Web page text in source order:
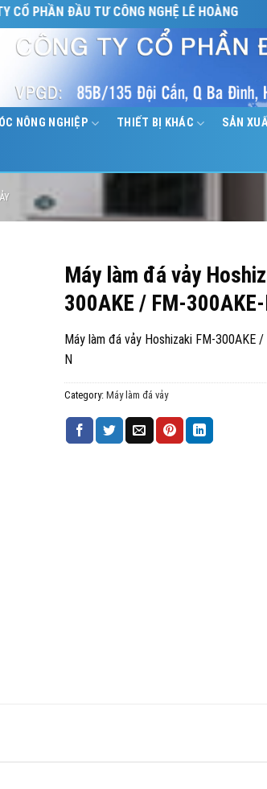
ĐẦU TƯ CÔNG NGHỆ LÊ HOÀNG
NÔNG NGHIỆP THIẾT BỊ KHÁC SẢN
Máy làm đá vảy
300AKE / FM-
Máy làm đá vảy Hoshizaki FM-300AKE
N
Category:Máy làm đá vảy